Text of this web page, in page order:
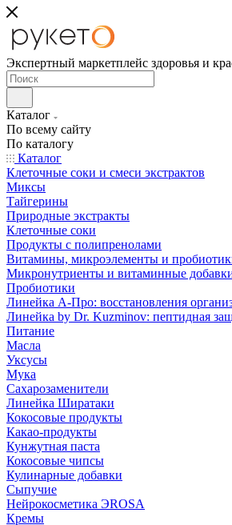
Экспертный маркетплейс здоровья и
Каталог
По всему сайту
По каталогу
Каталог
Клеточные соки и смеси экстрактов
Миксы
Тайгерины
Природные экстракты
Клеточные соки
Продукты с полипренолами
Витамины, микроэлементы и
Микронутриенты и витаминные
Пробиотики
Линейка А-Про: восстановления
Линейка by Dr. Kuzminov: пептидная
Питание
Масла
Уксусы
Мука
Сахарозаменители
Линейка Ширатаки
Кокосовые продукты
Какао-продукты
Кунжутная паста
Кокосовые чипсы
Кулинарные добавки
Сыпучие
Нейрокосметика ЭROSA
Кремы